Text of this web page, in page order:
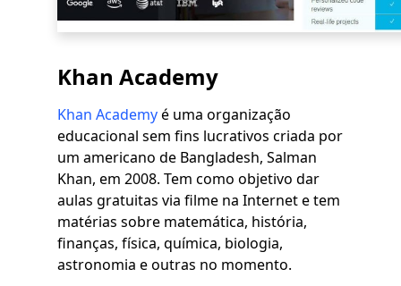
Khan Academy
Khan Academyé uma organização
educacional sem fins lucrativos criada por
um americano de Bangladesh, Salman
Khan, em 2008. Tem como objetivo dar
aulas gratuitas via filme na Internet e tem
matérias sobre matemática, história,
finanças, física, química, biologia,
astronomia e outras no momento.